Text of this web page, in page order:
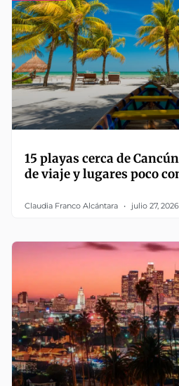
15 playas cerca de
de viaje y lugares poco
Claudia Franco Alcántara julio 27, 2026